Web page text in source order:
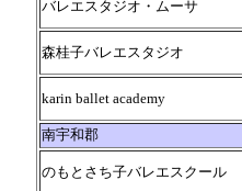
バレエスタジオ・ムーサ
森桂子バレエスタジオ
karin ballet academy
南宇和郡
のもとさち子バレエスクール